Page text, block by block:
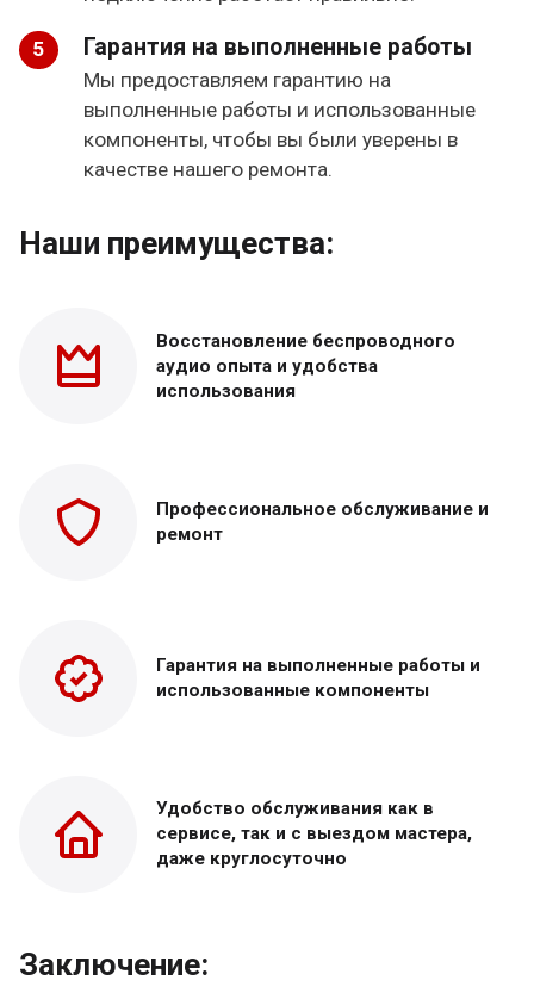
Гарантия на выполненные работы
Мы предоставляем гарантию на
выполненные работы и использованные
компоненты, чтобы вы были уверены в
качестве нашего ремонта.
Наши преимущества:
Восстановление беспроводного
аудио опыта и удобства
использования
Профессиональное обслуживание и
ремонт
Гарантия на выполненные работы и
использованные компоненты
Удобство обслуживания как в
сервисе, так и с выездом мастера,
даже круглосуточно
Заключение: